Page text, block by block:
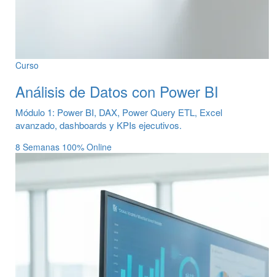
Curso
Análisis de Datos con Power BI
Módulo 1: Power BI, DAX, Power Query ETL, Excel
avanzado, dashboards y KPIs ejecutivos.
8 Semanas 100% Online